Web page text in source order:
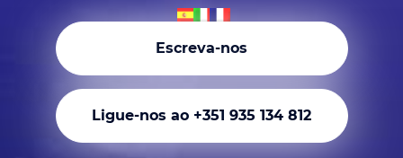
Escreva-nos
Ligue-nos ao +351 935 134 812